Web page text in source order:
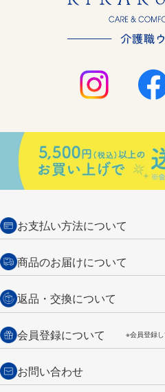
お支払い方法について
クレジットカード
代金引換
銀行振込【前払い】
商品のお届けについて
営業日午前11時までの決済完了の
ご注文は翌営業日の発送
詳しくはご利用ガイドをご覧ください。
返品・交換について
返品の場合
商品到着後7日以内・未使用品に限り返品を
からご連絡ください。詳しくは
い。
会員登録について ※会員登録
・新規ご入会で
・税込み2,200円以上のお買い上げで
お問い合わせ